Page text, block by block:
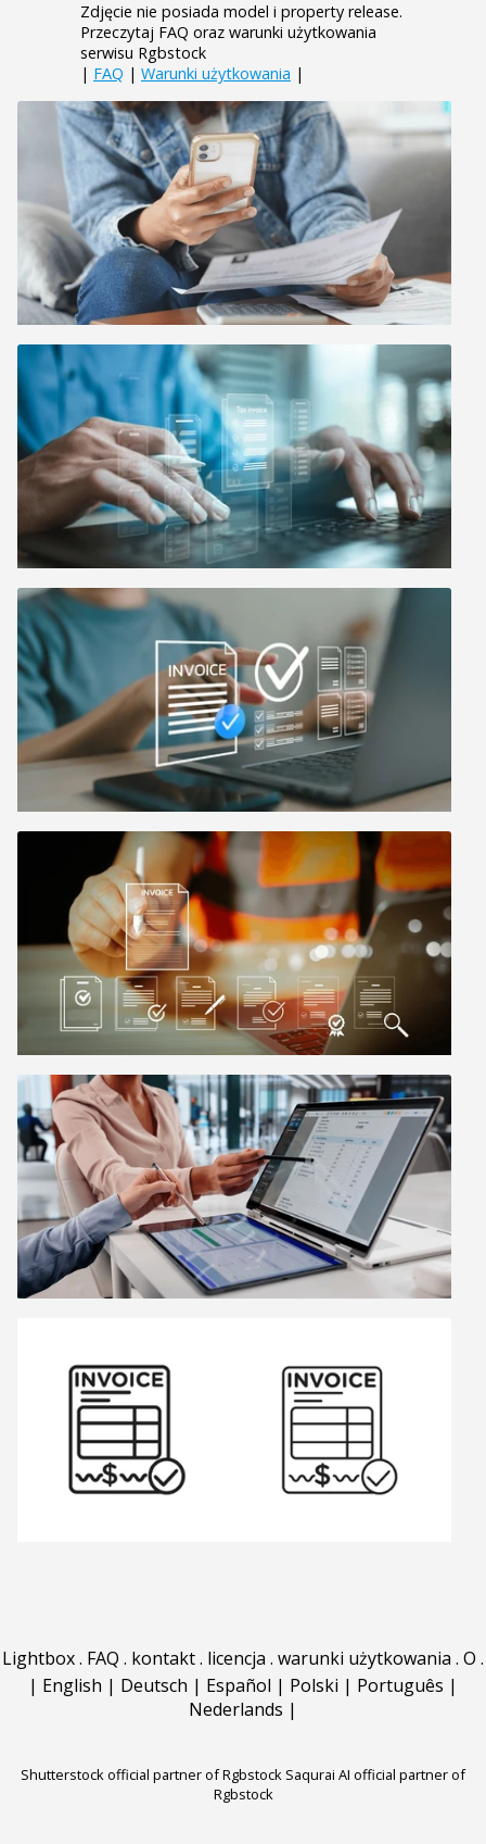
Zdjęcie nie posiada model i property release.
Przeczytaj FAQ oraz warunki użytkowania
serwisu Rgbstock
| FAQ | Warunki użytkowania |
Lightbox. FAQ . kontakt. licencja . warunki użytkowania . O .
| English | Deutsch | Español | Polski | Português |
Nederlands |
Shutterstock official partner of Rgbstock Saqurai AI official partner of
Rgbstock